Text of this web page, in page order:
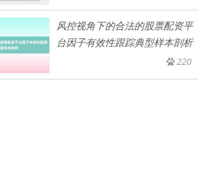
风控视角下的合法的股票配资平
台因子有效性跟踪典型样本剖析
220